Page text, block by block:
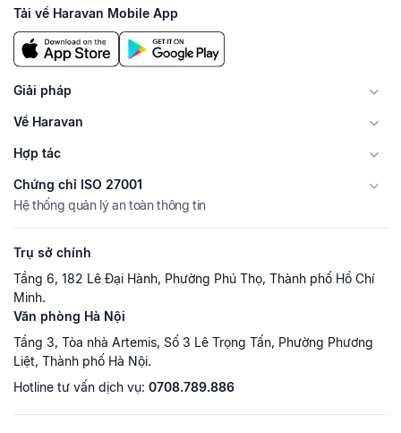
Tải về Haravan Mobile App
Giải pháp
Về Haravan
Hợp tác
Chứng chỉ ISO 27001
Hệ thống quản lý an toàn thông tin
Trụ sở chính
Tầng 6, 182 Lê Đại Hành, Phường Phú Thọ, Thành phố Hồ Chí
Minh.
Văn phòng Hà Nội
Tầng 3, Tòa nhà Artemis, Số 3 Lê Trọng Tấn, Phường Phương
Liệt, Thành phố Hà Nội.
Hotline tư vấn dịch vụ: 0708.789.886